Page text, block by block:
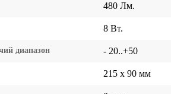
480 Лм.
8 Вт.
диапазон - 20..+50
215 x 90 мм